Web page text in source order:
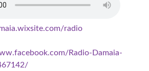
radio
Radio-Damaia-